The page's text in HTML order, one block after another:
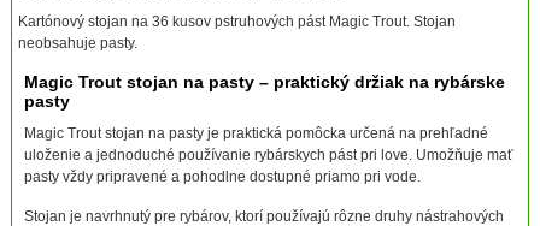
Kartónový stojan na 36 kusov pstruhových pást Magic Trout. Stojan
neobsahuje pasty.
Magic Trout stojan na pasty – praktický držiak na rybárske
pasty
Magic Trout stojan na pasty je praktická pomôcka určená na prehľadné
uloženie a jednoduché používanie rybárskych pást pri love. Umožňuje mať
pasty vždy pripravené a pohodlne dostupné priamo pri vode.
Stojan je navrhnutý pre rybárov, ktorí používajú rôzne druhy nástrahových